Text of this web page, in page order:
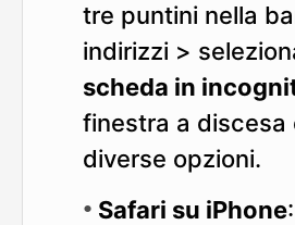
tre puntini nella
indirizzi >
scheda in
finestra a discesa
diverse opzioni.
Safari su iPhone